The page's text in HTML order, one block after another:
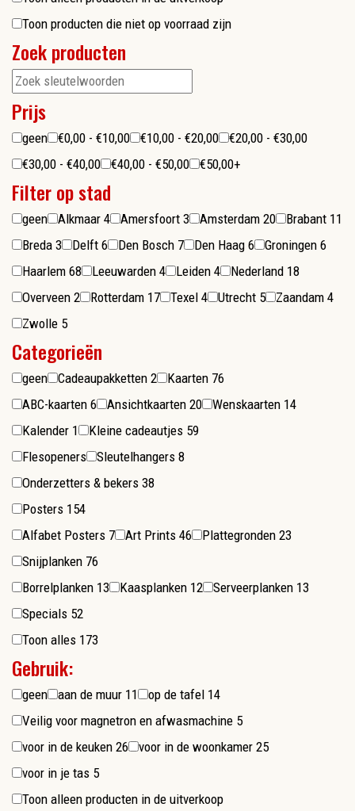
Toon producten die niet op voorraad zijn
Zoek producten
Prijs
geen €0,00 - €10,00 €10,00 - €20,00
€20,00 - €30,00
€30,00 - €40,00
€40,00 - €50,00 €50,00+
Filter op stad
geen Alkmaar 4 Amersfoort 3 Amsterdam 20 Brabant 11
Breda 3 Delft 6 Den Bosch 7 Den Haag 6 Groningen 6
Haarlem 68 Leeuwarden 4 Leiden 4 Nederland 18
Overveen 2 Rotterdam 17 Texel 4 Utrecht 5 Zaandam 4
Zwolle 5
Categorieën
geen Cadeaupakketten 2 Kaarten 76
ABC-kaarten 6 Ansichtkaarten 20 Wenskaarten 14
Kalender 1 Kleine cadeautjes 59
Flesopeners
Sleutelhangers 8
Onderzetters & bekers 38
Posters 154
Alfabet Posters 7 Art Prints 46 Plattegronden 23
Snijplanken 76
Borrelplanken 13 Kaasplanken 12 Serveerplanken 13
Specials 52
Toon alles 173
Gebruik:
geen aan de muur 11 op de tafel 14
Veilig voor magnetron en afwasmachine 5
voor in de keuken 26 voor in de woonkamer 25
voor in je tas 5
Toon alleen producten in de uitverkoop